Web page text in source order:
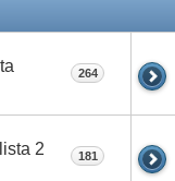
264
2 181